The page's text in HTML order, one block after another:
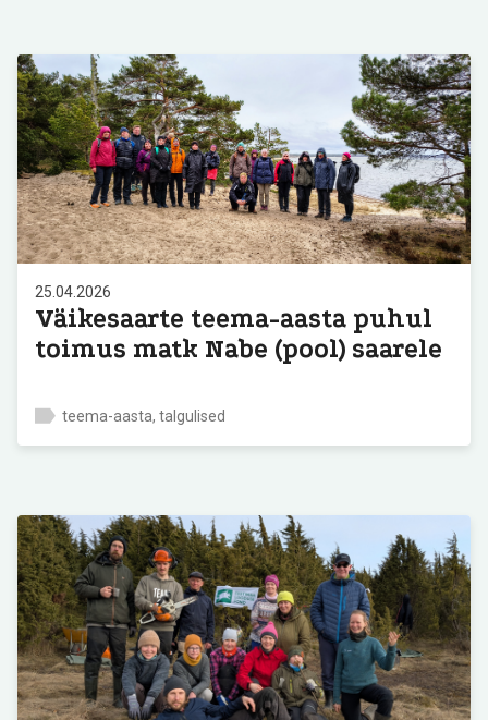
25.04.2026
Väikesaarte teema-aasta puhul
toimus matk Nabe (pool) saarele
teema-aasta, talgulised